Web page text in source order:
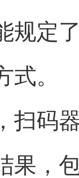
规定
。
扫码
果，